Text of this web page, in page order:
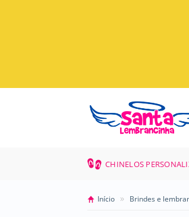
CHINELOS
Início » Brindes e